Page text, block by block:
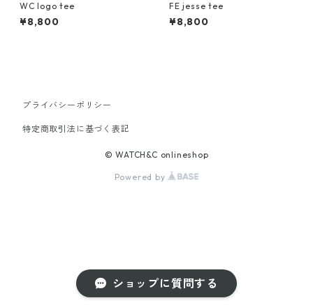
ショップに質問する
WC logo tee
¥8,800
FE jesse tee
¥8,800
プライバシーポリシー
特定商取引法に基づく表記
© WATCH&C onlineshop
Powered by